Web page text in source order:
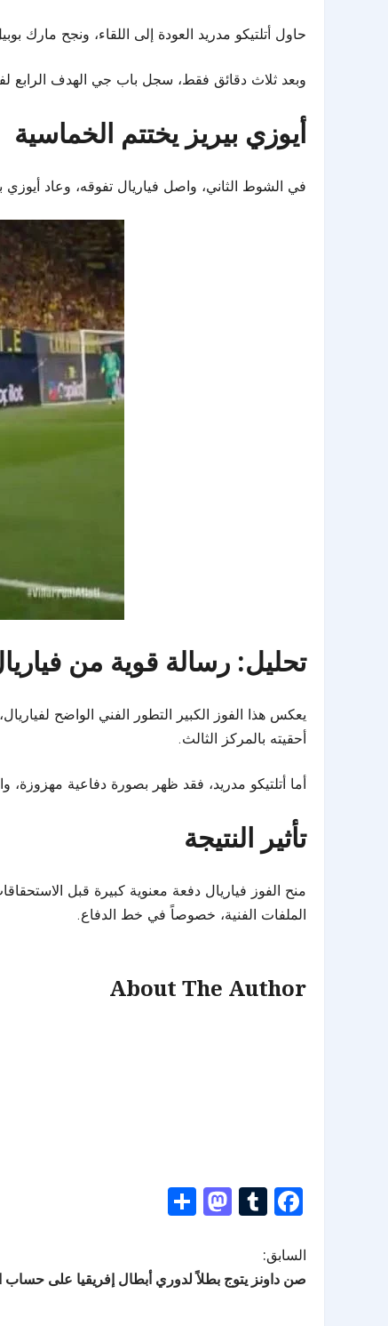
حاول أتلتيكو مدريد العودة إلى اللقاء، ونجح مارك بوبيل في تسجيل
وبعد ثلاث دقائق فقط، سجل باب جي الهدف الرابع
أيوزي بيريز يختتم الخماسية
في الشوط الثاني، واصل فياريال تفوقه، وعاد أيوزي بيريز ليوقع
تحليل: رسالة قوية من
يعكس هذا الفوز الكبير التطور الفني الواضح
أحقيته بالمركز الثالث.
أما أتلتيكو مدريد، فقد ظهر بصورة دفاعية مهزوزة،
تأثير النتيجة
منح الفوز فياريال دفعة معنوية كبيرة قبل
الملفات الفنية، خصوصاً في خط الدفاع.
About The Author
Facebook
Tumblr
Mastodon
السابق:
صن داونز يتوج بطلاً لدوري أبطال إفريقيا على